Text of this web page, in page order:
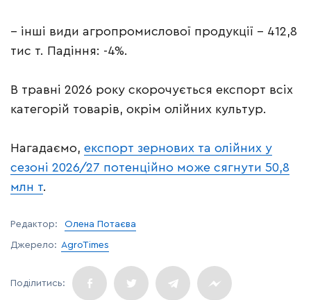
– інші види агропромислової продукції – 412,8
тис т. Падіння: -4%.
В травні 2026 року скорочується експорт всіх
категорій товарів, окрім олійних культур.
Нагадаємо, експорт зернових та олійних у
сезоні 2026/27 потенційно може сягнути 50,8
млн т.
Редактор: Олена Потаєва
Джерело: AgroTimes